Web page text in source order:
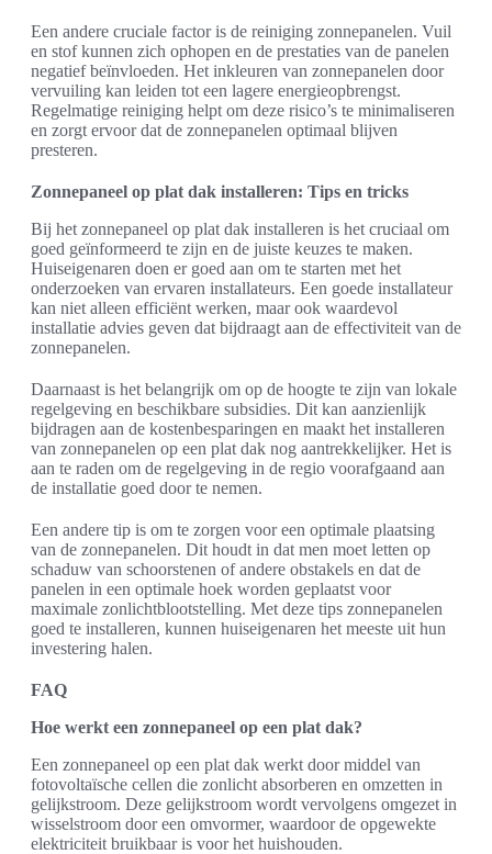
Een andere cruciale factor is de reiniging zonnepanelen. Vuil
en stof kunnen zich ophopen en de prestaties van de panelen
negatief beïnvloeden. Het inkleuren van zonnepanelen door
vervuiling kan leiden tot een lagere energieopbrengst.
Regelmatige reiniging helpt om deze risico’s te minimaliseren
en zorgt ervoor dat de zonnepanelen optimaal blijven
presteren.
Zonnepaneel op plat dak installeren: Tips en tricks
Bij het zonnepaneel op plat dak installeren is het cruciaal om
goed geïnformeerd te zijn en de juiste keuzes te maken.
Huiseigenaren doen er goed aan om te starten met het
onderzoeken van ervaren installateurs. Een goede installateur
kan niet alleen efficiënt werken, maar ook waardevol
installatie advies geven dat bijdraagt aan de effectiviteit van de
zonnepanelen.
Daarnaast is het belangrijk om op de hoogte te zijn van lokale
regelgeving en beschikbare subsidies. Dit kan aanzienlijk
bijdragen aan de kostenbesparingen en maakt het installeren
van zonnepanelen op een plat dak nog aantrekkelijker. Het is
aan te raden om de regelgeving in de regio voorafgaand aan
de installatie goed door te nemen.
Een andere tip is om te zorgen voor een optimale plaatsing
van de zonnepanelen. Dit houdt in dat men moet letten op
schaduw van schoorstenen of andere obstakels en dat de
panelen in een optimale hoek worden geplaatst voor
maximale zonlichtblootstelling. Met deze tips zonnepanelen
goed te installeren, kunnen huiseigenaren het meeste uit hun
investering halen.
FAQ
Hoe werkt een zonnepaneel op een plat dak?
Een zonnepaneel op een plat dak werkt door middel van
fotovoltaïsche cellen die zonlicht absorberen en omzetten in
gelijkstroom. Deze gelijkstroom wordt vervolgens omgezet in
wisselstroom door een omvormer, waardoor de opgewekte
elektriciteit bruikbaar is voor het huishouden.